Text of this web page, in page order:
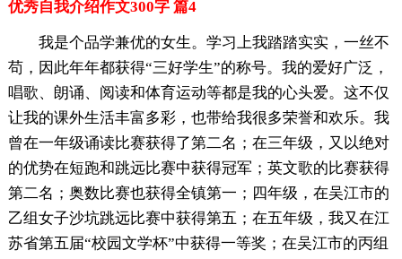
优秀自我介绍作文300字 篇4
我是个品学兼优的女生。学习上我踏踏实实，一丝不
苟，因此年年都获得“三好学生”的称号。我的爱好广泛，
唱歌、朗诵、阅读和体育运动等都是我的心头爱。这不仅
让我的课外生活丰富多彩，也带给我很多荣誉和欢乐。我
曾在一年级诵读比赛获得了第二名；在三年级，又以绝对
的优势在短跑和跳远比赛中获得冠军；英文歌的比赛获得
第二名；奥数比赛也获得全镇第一；四年级，在吴江市的
乙组女子沙坑跳远比赛中获得第五；在五年级，我又在江
苏省第五届“校园文学杯”中获得一等奖；在吴江市的丙组